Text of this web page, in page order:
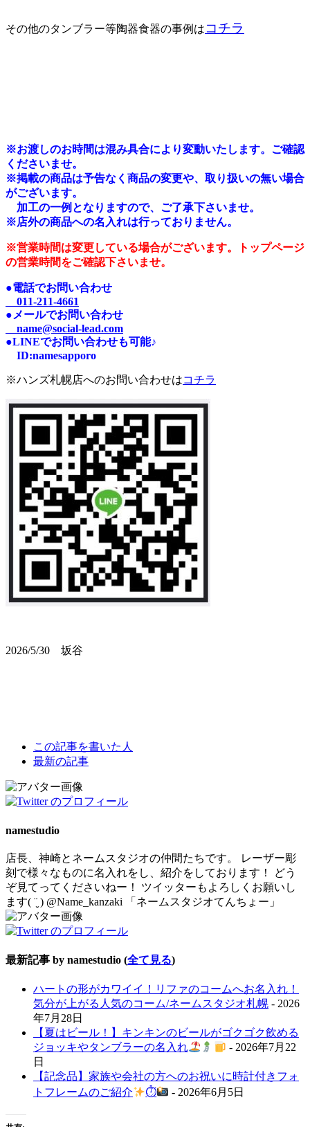
その他のタンブラー等陶器食器の事例は コチラ
※お渡しのお時間は混み具合により変動いたします。ご確認
くださいませ。
※掲載の商品は予告なく商品の変更や、取り扱いの無い場合
がございます。
加工の一例となりますので、ご了承下さいませ。
※店外の商品への名入れは行っておりません。
※営業時間は変更している場合がございます。トップページ
の営業時間をご確認下さいませ。
●電話でお問い合わせ
011-211-4661
●メールでお問い合わせ
name@social-lead.com
●LINEでお問い合わせも可能♪
ID:namesapporo
※ハンズ札幌店へのお問い合わせはコチラ
2026/5/30 坂谷
following
tabs
change
content
この記事を書いた人
最新の記事
namestudio
店長、神崎とネームスタジオの仲間たちです。 レーザー彫
刻で様々なものに名入れをし、紹介をしております！ どう
ぞ見てってくださいねー！ ツイッターもよろしくお願いし
ます( ¨̮ ) @Name_kanzaki 「ネームスタジオてんちょー」
最新記事 by namestudio (全て見る)
ハートの形がカワイイ！リファのコームへお名入れ！
気分が上がる人気のコーム/ネームスタジオ札幌 - 2026
年7月28日
【夏はビール！】キンキンのビールがゴクゴク飲める
ジョッキやタンブラーの名入れ
- 2026年7月22
日
【記念品】家族や会社の方へのお祝いに時計付きフォ
トフレームのご紹介
⏱ - 2026年6月5日